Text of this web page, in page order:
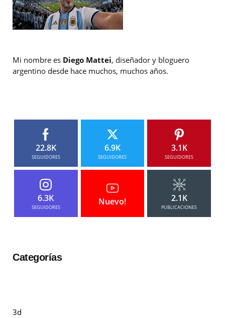
Mi nombre es Diego Mattei, diseñador y bloguero
argentino desde hace muchos, muchos años.
22.8K
SEGUIDORES
6.9K
SEGUIDORES
3.1K
SEGUIDORES
6.3K
SEGUIDORES
Nuevo! 2.1K
PUBLICACIONES
Categorías
3d